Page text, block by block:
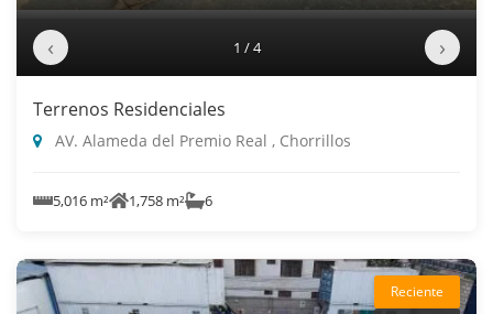
‹ 1 / 4 ›
Terrenos Residenciales
AV. Alameda del Premio Real , Chorrillos
5,016 m² 1,758 m² 6
Reciente